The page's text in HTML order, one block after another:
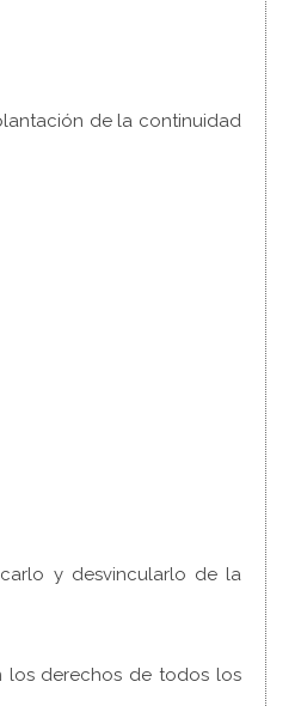
de la continuidad
y desvincularlo de la
los derechos de todos los